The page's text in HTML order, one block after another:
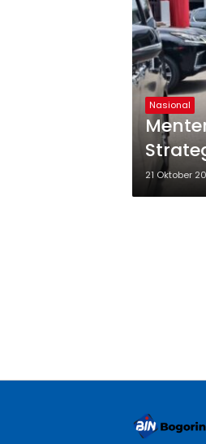
Nasional
Kuat
21 Oktober